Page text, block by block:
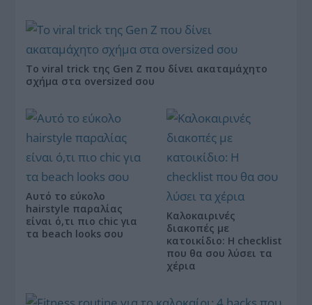
Το viral trick της Gen Z που δίνει ακαταμάχητο
σχήμα στα oversized σου
Αυτό το εύκολο
hairstyle παραλίας
είναι ό,τι πιο chic για
τα beach looks σου
Καλοκαιρινές
διακοπές με
κατοικίδιο: Η checklist
που θα σου λύσει τα
χέρια